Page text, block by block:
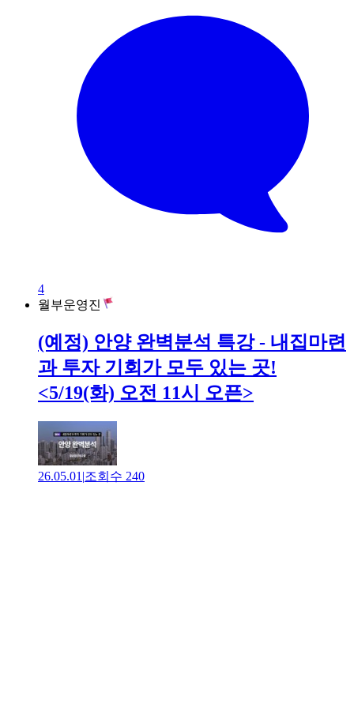
4
월부운영진
(예정) 안양 완벽분석 특강 - 내집마련
과 투자 기회가 모두 있는 곳!
<5/19(화) 오전 11시 오픈>
26.05.01 |조회수 240